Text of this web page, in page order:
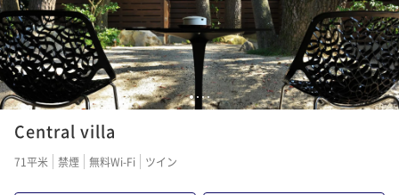
12 34
Central villa
71平米 禁煙 無料Wi-Fi ツイン